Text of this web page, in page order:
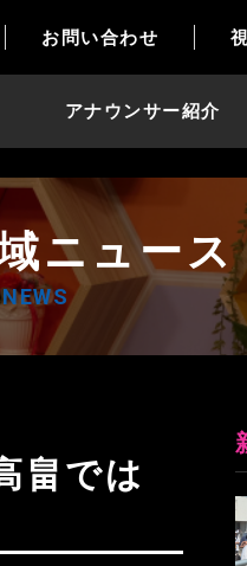
お問い合わせ
アナウンサー紹介
ニュース